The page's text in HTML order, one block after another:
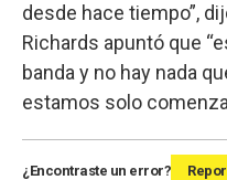
desde hace tiempo”,
Richards apuntó que
banda y no hay nada
estamos solo
¿Encontraste un error?